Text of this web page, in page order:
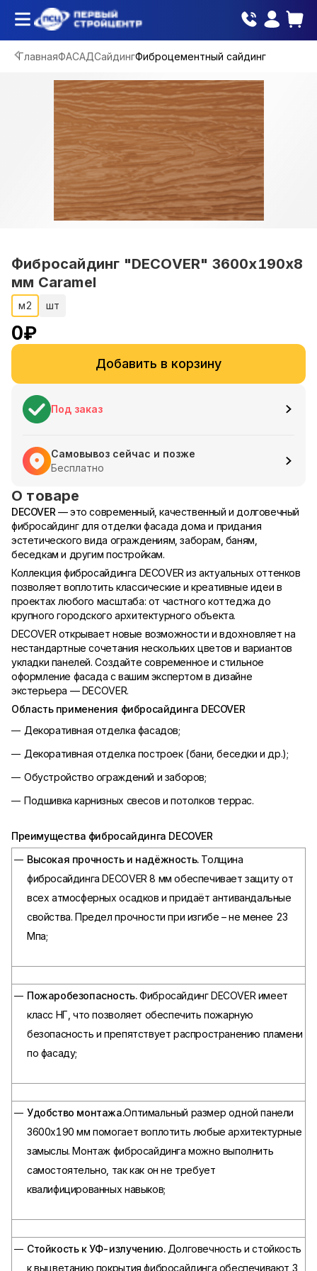
ГлавнаяФАСАДСайдингФиброцементный сайдинг
Фибросайдинг "DECOVER" 3600x190x8
мм Caramel
м2 шт
0₽
Добавить в корзину
Под заказ
Самовывоз сейчас и позже
Бесплатно
О товаре
DECOVER — это современный, качественный и долговечный
фибросайдинг для отделки фасада дома и придания
эстетического вида ограждениям, заборам, баням,
беседкам и другим постройкам.
Коллекция фибросайдинга DECOVER из актуальных оттенков
позволяет воплотить классические и креативные идеи в
проектах любого масштаба: от частного коттеджа до
крупного городского архитектурного объекта.
DECOVER открывает новые возможности и вдохновляет на
нестандартные сочетания нескольких цветов и вариантов
укладки панелей. Создайте современное и стильное
оформление фасада с вашим экспертом в дизайне
экстерьера — DECOVER.
Область применения фибросайдинга DECOVER
Декоративная отделка фасадов;
Декоративная отделка построек (бани, беседки и др.);
Обустройство ограждений и заборов;
Подшивка карнизных свесов и потолков террас.
Преимущества фибросайдинга DECOVER
Высокая прочность и надёжность. Толщина
фибросайдинга DECOVER 8 мм обеспечивает защиту от
всех атмосферных осадков и придаёт антивандальные
свойства. Предел прочности при изгибе – не менее 23
Мпа;
Пожаробезопасность.Фибросайдинг DECOVER имеет
класс НГ, что позволяет обеспечить пожарную
безопасность и препятствует распространению пламени
по фасаду;
Удобство монтажа.Оптимальный размер одной панели
3600х190 мм помогает воплотить любые архитектурные
замыслы. Монтаж фибросайдинга можно выполнить
самостоятельно, так как он не требует
квалифицированных навыков;
Стойкость к УФ-излучению. Долговечность и стойкость
к выцветанию покрытия фибросайдинга обеспечивают 3